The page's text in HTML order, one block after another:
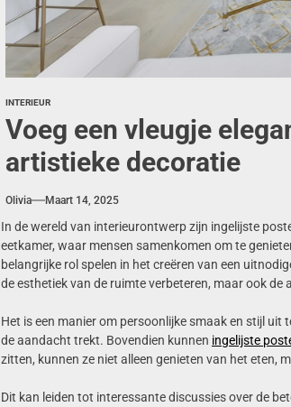
INTERIEUR
Voeg een vleugje
artistieke decoratie
Olivia Maart 14, 2025
In de wereld van interieurontwerp zijn ingelijste
eetkamer, waar mensen samenkomen om te
belangrijke rol spelen in het creëren van een
de esthetiek van de ruimte verbeteren, maar ook de
Het is een manier om persoonlijke smaak en stijl
de aandacht trekt. Bovendien kunnen ingelijste
zitten, kunnen ze niet alleen genieten van het eten,
Dit kan leiden tot interessante discussies over de